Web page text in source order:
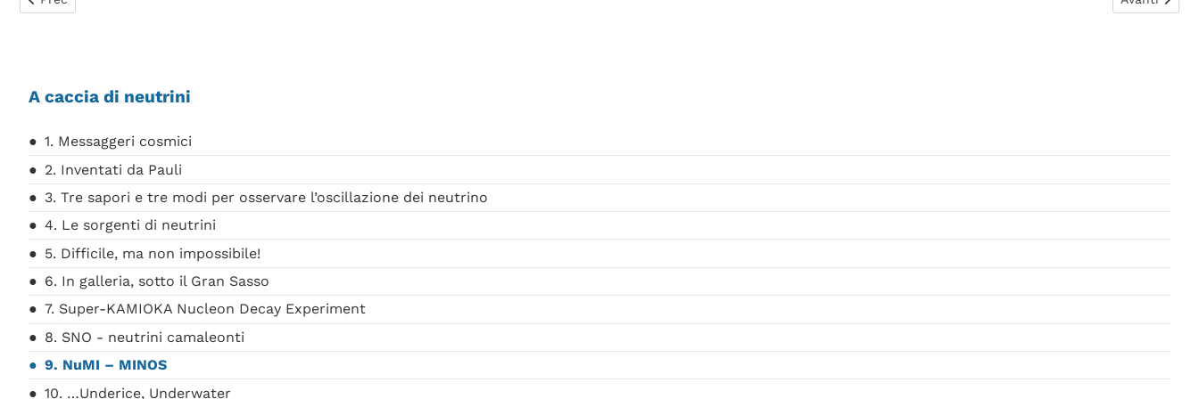
A caccia di neutrini
1. Messaggeri cosmici
2. Inventati da Pauli
3. Tre sapori e tre modi per osservare l’oscillazione dei neutrino
4. Le sorgenti di neutrini
5. Difficile, ma non impossibile!
6. In galleria, sotto il Gran Sasso
7. Super-KAMIOKA Nucleon Decay Experiment
8. SNO - neutrini camaleonti
9. NuMI – MINOS
10. …Underice, Underwater